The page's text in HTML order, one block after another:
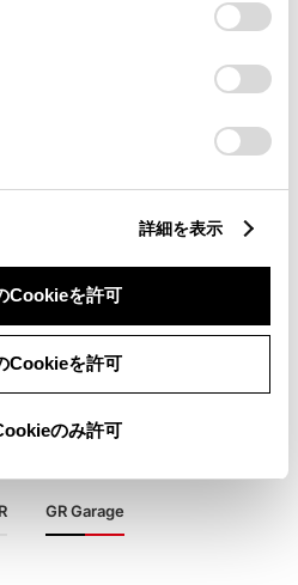
ッキー)が保存されることに同
クッキー)のオプトアウト、
りするにあたっては、当社の
取り扱いについて
」をご覧くだ
詳細を表示
Cookieを許可
Cookieを許可
のみ許可
GR Garage